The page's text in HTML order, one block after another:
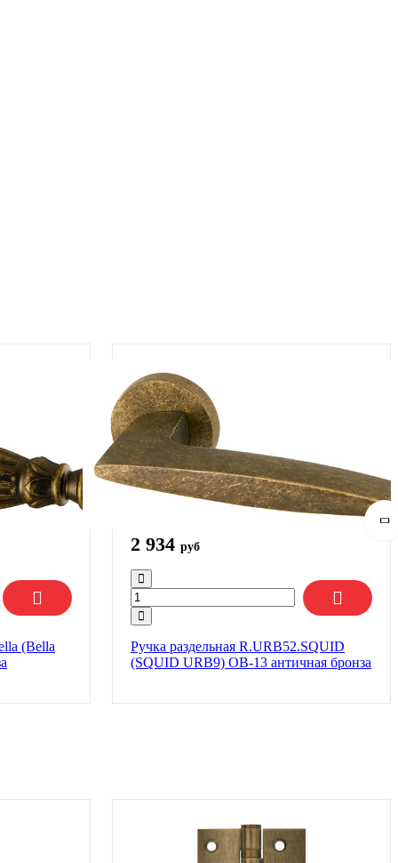
(Bella
2 934 руб
Ручка раздельная R.URB52.SQUID
(SQUID URB9) ОВ-13 античная бронза